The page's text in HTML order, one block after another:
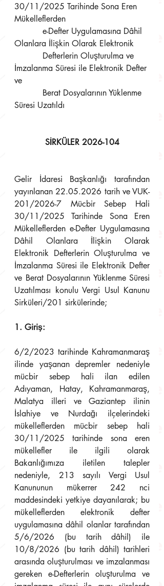
30/11/2025 Tarihinde Sona Eren
Mükelleflerden
Olanlara İlişkin Olarak Elektronik
İmzalanma Süresi ile Elektronik Defter
ve
Süresi Uzatıldı
SİRKÜLER 2026-104
Gelir İdaresi Başkanlığı tarafından
yayınlanan 22.05.2026 tarih ve VUK-
201/2026-7 Mücbir Sebep Hali
30/11/2025 Tarihinde Sona Eren
Mükelleflerden e-Defter Uygulamasına
Dâhil Olanlara İlişkin Olarak
Elektronik Defterlerin Oluşturulma ve
İmzalanma Süresi ile Elektronik Defter
ve Berat Dosyalarının Yüklenme Süresi
Uzatılması konulu Vergi Usul Kanunu
Sirküleri/201 sirkülerinde;
1. Giriş:
6/2/2023 tarihinde Kahramanmaraş
ilinde yaşanan depremler nedeniyle
mücbir sebep hali ilan edilen
Adıyaman, Hatay, Kahramanmaraş,
Malatya illeri ve Gaziantep ilinin
İslahiye ve Nurdağı ilçelerindeki
mükelleflerden mücbir sebep hali
30/11/2025 tarihinde sona eren
mükellefler ile ilgili olarak
Bakanlığımıza iletilen talepler
nedeniyle, 213 sayılı Vergi Usul
Kanununun mükerrer 242 nci
maddesindeki yetkiye dayanılarak; bu
mükelleflerden elektronik defter
uygulamasına dâhil olanlar tarafından
5/6/2026 (bu tarih dâhil) ile
10/8/2026 (bu tarih dâhil) tarihleri
arasında oluşturulması ve imzalanması
gereken e-Defterlerin oluşturulma ve